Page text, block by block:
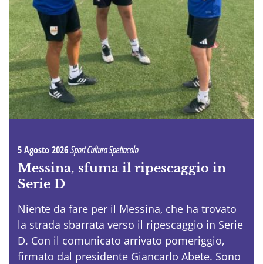
5 Agosto 2026Sport Cultura Spettacolo
Messina, sfuma il ripescaggio in
Serie D
Niente da fare per il Messina, che ha trovato
la strada sbarrata verso il ripescaggio in Serie
D. Con il comunicato arrivato pomeriggio,
firmato dal presidente Giancarlo Abete. Sono